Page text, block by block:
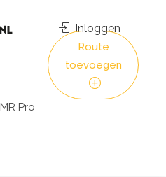
MR Pro
Inloggen
Route
toevoegen